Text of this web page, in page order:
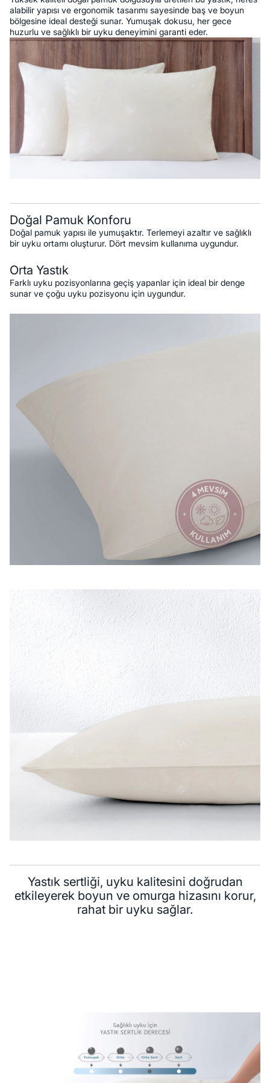
alabilir yapısı ve ergonomik tasarımı sayesinde baş ve boyun
bölgesine ideal desteği sunar. Yumuşak dokusu, her gece
huzurlu ve sağlıklı bir uyku deneyimini garanti eder.
Doğal Pamuk Konforu
Doğal pamuk yapısı ile yumuşaktır. Terlemeyi azaltır ve sağlıklı
bir uyku ortamı oluşturur. Dört mevsim kullanıma uygundur.
Orta Yastık
Farklı uyku pozisyonlarına geçiş yapanlar için ideal bir denge
sunar ve çoğu uyku pozisyonu için uygundur.
Yastık sertliği, uyku kalitesini doğrudan
etkileyerek boyun ve omurga hizasını korur,
rahat bir uyku sağlar.